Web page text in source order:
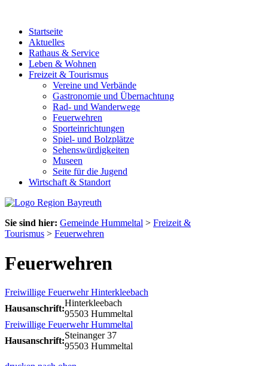
Startseite
Aktuelles
Rathaus & Service
Leben & Wohnen
Freizeit & Tourismus
Vereine und Verbände
Gastronomie und Übernachtung
Rad- und Wanderwege
Feuerwehren
Sporteinrichtungen
Spiel- und Bolzplätze
Sehenswürdigkeiten
Museen
Seite für die Jugend
Wirtschaft & Standort
Sie sind hier: Gemeinde Hummeltal > Freizeit &
Tourismus > Feuerwehren
Feuerwehren
Freiwillige Feuerwehr Hinterkleebach
Hausanschrift:
Hinterkleebach
95503 Hummeltal
Freiwillige Feuerwehr Hummeltal
Hausanschrift:
Steinanger 37
95503 Hummeltal